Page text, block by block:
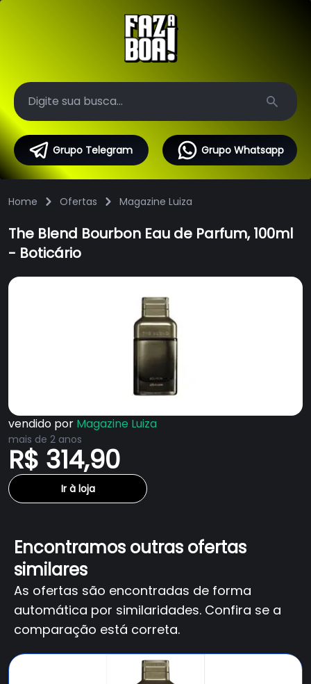
Search
Grupo Telegram Grupo Whatsapp
Home Ofertas Magazine Luiza
The Blend Bourbon Eau de Parfum, 100ml
- Boticário
vendido por Magazine Luiza
mais de 2 anos
R$ 314,90
Ir à loja
Encontramos outras ofertas
similares
As ofertas são encontradas de forma
automática por similaridades. Confira se a
comparação está correta.